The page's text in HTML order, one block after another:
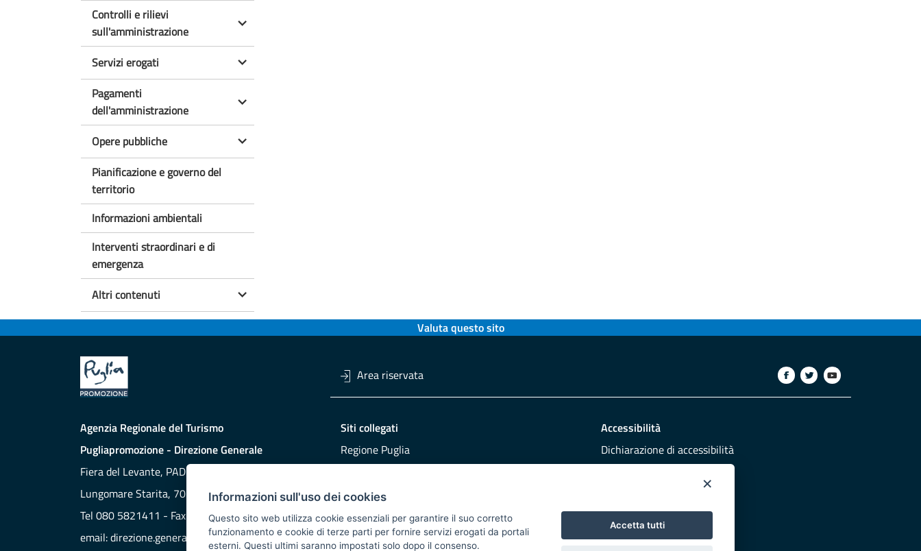
×
Informazioni sull'uso dei cookies
Questo sito web utilizza cookie essenziali per garantire il suo corretto
funzionamento e cookie di terze parti per fornire servizi erogati da portali
esterni. Questi ultimi saranno impostati solo dopo il consenso.
Accetta tutti
Controlli e rilievi
sull'amministrazione
Servizi erogati
Pagamenti
dell'amministrazione
Opere pubbliche
Pianificazione e governo del
territorio
Informazioni ambientali
Interventi straordinari e di
emergenza
Altri contenuti
Valuta questo sito
Area riservata
Agenzia Regionale del Turismo
Pugliapromozione - Direzione Generale
Fiera del Levante, PAD. 172
Lungomare Starita, 70132 BARI
Tel 080 5821411 - Fax 080 5821429
email:direzione.generale@aret.regione.puglia.it
Siti collegati
Regione Puglia
DMS Puglia
Buy Puglia
Accessibilità
Dichiarazione di accessibilità
Responsabili pubblicazione